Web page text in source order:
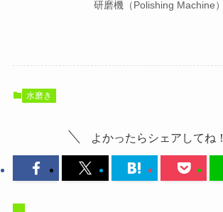
研磨機（Polishing Machine）
水磨き
よかったらシェアしてね！